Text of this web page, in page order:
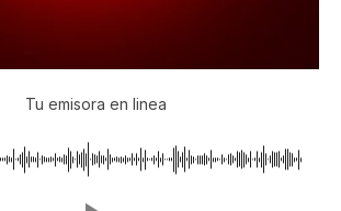
Tu emisora en linea